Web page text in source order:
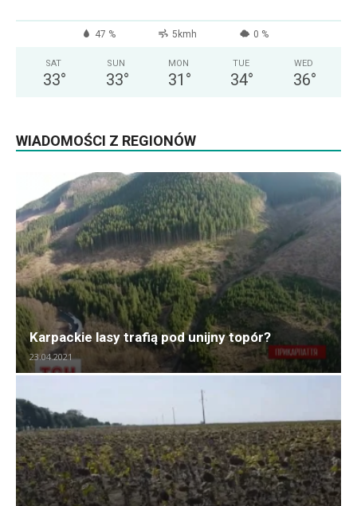
47 % 5kmh 0 %
SAT
33°
SUN
33°
MON
31 °
TUE
34°
WED
36°
WIADOMOŚCI Z REGIONÓW
Karpackie lasy trafią pod unijny topór?
23.04.2021